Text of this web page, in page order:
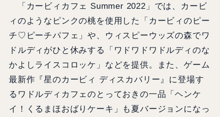
「カービィカフェ Summer 2022」では、カービ
ィのようなピンクの桃を使用した「カービィのピー
チ♡ピーチパフェ」や、ウィスピーウッズの森でワ
ドルディがひと休みする「ワドワドワドルディのな
かよしライスコロッケ」などを提供。また、ゲーム
最新作『星のカービィ ディスカバリー』に登場す
るワドルディカフェのとっておきの一品「ヘンケ
イ！くるまほおばりケーキ」も夏バージョンになっ